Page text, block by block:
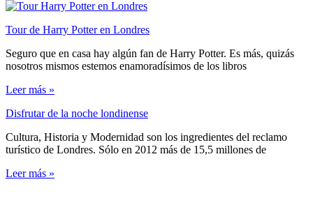
Tour de Harry Potter en Londres
Seguro que en casa hay algún fan de Harry Potter. Es más, quizás
nosotros mismos estemos enamoradísimos de los libros
Leer más »
Disfrutar de la noche londinense
Cultura, Historia y Modernidad son los ingredientes del reclamo
turístico de Londres. Sólo en 2012 más de 15,5 millones de
Leer más »